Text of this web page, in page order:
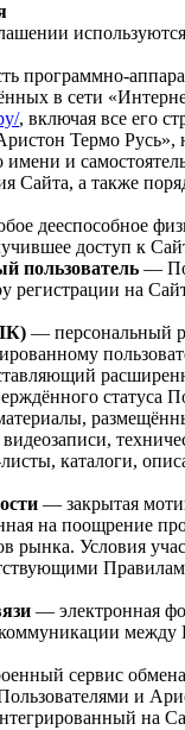
программно-
в сети
, включая все его
Термо Русь»,
имени и
Сайта, а также
дееспособное
доступ к
пользователь —
регистрации на
— персональный
статуса
каталоги,
— закрытая
на поощрение
рынка. Условия
— электронная
между
сервис
и
на